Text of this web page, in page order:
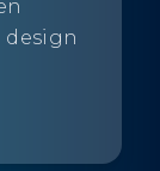
design